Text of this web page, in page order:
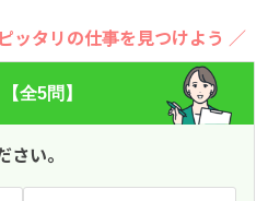
ッタリの仕事を見つけよう ／
全5問】
さい。